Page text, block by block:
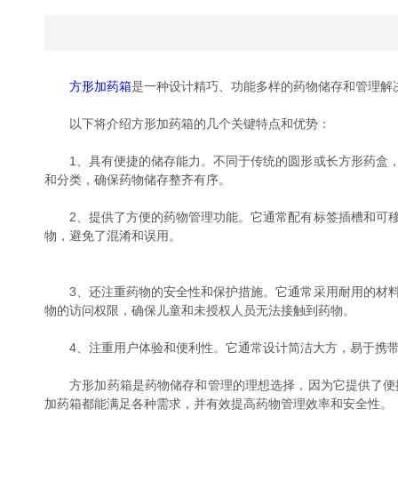
方形加药箱是一种设计精巧、功能多样的药物储存和管理
以下将介绍方形加药箱的几个关键特点和优势：
1、具有便捷的储存能力。不同于传统的圆形或长方形药盒
和分类，确保药物储存整齐有序。
2、提供了方便的药物管理功能。它通常配有标签插槽和可
物，避免了混淆和误用。
3、还注重药物的安全性和保护措施。它通常采用耐用的材
物的访问权限，确保儿童和未授权人员无法接触到药物。
4、注重用户体验和便利性。它通常设计简洁大方，易于携
方形加药箱是药物储存和管理的理想选择，因为它提供了便
加药箱都能满足各种需求，并有效提高药物管理效率和安全性。